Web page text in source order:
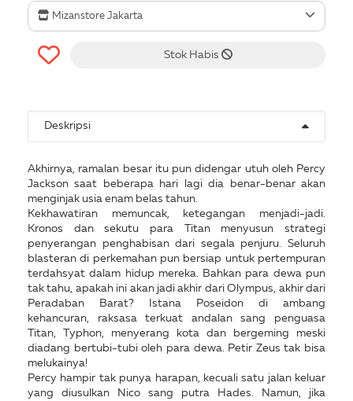
Mizanstore Jakarta
Stok Habis
Deskripsi
Akhirnya, ramalan besar itu pun didengar utuh oleh Percy
Jackson saat beberapa hari lagi dia benar-benar akan
menginjak usia enam belas tahun.
Kekhawatiran memuncak, ketegangan menjadi-jadi.
Kronos dan sekutu para Titan menyusun strategi
penyerangan penghabisan dari segala penjuru. Seluruh
blasteran di perkemahan pun bersiap untuk pertempuran
terdahsyat dalam hidup mereka. Bahkan para dewa pun
tak tahu, apakah ini akan jadi akhir dari Olympus, akhir dari
Peradaban Barat? Istana Poseidon di ambang
kehancuran, raksasa terkuat andalan sang penguasa
Titan, Typhon, menyerang kota dan bergeming meski
diadang bertubi-tubi oleh para dewa. Petir Zeus tak bisa
melukainya!
Percy hampir tak punya harapan, kecuali satu jalan keluar
yang diusulkan Nico sang putra Hades. Namun, jika